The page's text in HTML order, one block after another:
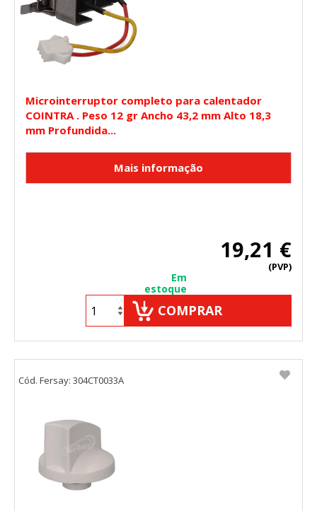
Microinterruptor completo para calentador
COINTRA . Peso 12 gr Ancho 43,2 mm Alto 18,3
mm Profundida...
19,21 €
(PVP)
Em
estoque
COMPRAR
Cód. Fersay: 304CT0033A